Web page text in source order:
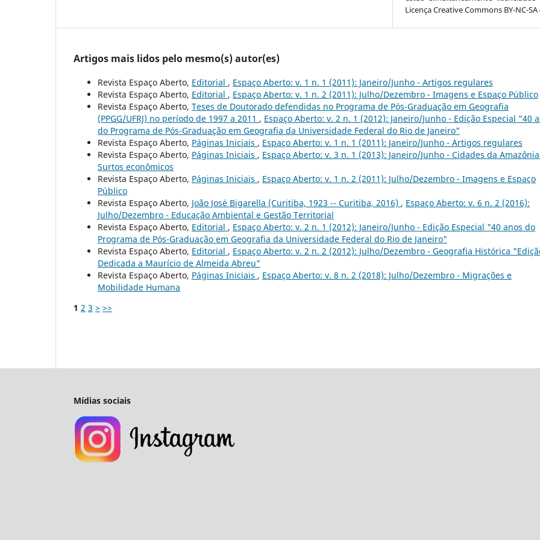
Licença Creative Commons BY-NC-SA
Artigos mais lidos pelo mesmo(s) autor(es)
Revista Espaço Aberto, Editorial , Espaço Aberto: v. 1 n. 1 (2011): Janeiro/Junho - Artigos regulares
Revista Espaço Aberto, Editorial , Espaço Aberto: v. 1 n. 2 (2011): Julho/Dezembro - Imagens e Espaço Público
Revista Espaço Aberto, Teses de Doutorado defendidas no Programa de Pós-Graduação em Geografia
(PPGG/UFRJ) no período de 1997 a 2011 , Espaço Aberto: v. 2 n. 1 (2012): Janeiro/Junho - Edição Especial "40
do Programa de Pós-Graduação em Geografia da Universidade Federal do Rio de Janeiro"
Revista Espaço Aberto, Páginas Iniciais , Espaço Aberto: v. 1 n. 1 (2011): Janeiro/Junho - Artigos regulares
Revista Espaço Aberto, Páginas Iniciais , Espaço Aberto: v. 3 n. 1 (2013): Janeiro/Junho - Cidades da
Surtos econômicos
Revista Espaço Aberto, Páginas Iniciais , Espaço Aberto: v. 1 n. 2 (2011): Julho/Dezembro - Imagens e Espaço
Público
Revista Espaço Aberto, João José Bigarella (Curitiba, 1923 -- Curitiba, 2016) , Espaço Aberto: v. 6 n. 2 (2016):
Julho/Dezembro - Educação Ambiental e Gestão Territorial
Revista Espaço Aberto, Editorial , Espaço Aberto: v. 2 n. 1 (2012): Janeiro/Junho - Edição Especial "40 anos do
Programa de Pós-Graduação em Geografia da Universidade Federal do Rio de Janeiro"
Revista Espaço Aberto, Editorial , Espaço Aberto: v. 2 n. 2 (2012): Julho/Dezembro - Geografia Histórica
Dedicada a Maurício de Almeida Abreu"
Revista Espaço Aberto, Páginas Iniciais , Espaço Aberto: v. 8 n. 2 (2018): Julho/Dezembro - Migrações e
Mobilidade Humana
1 2 3 > >>
Mídias sociais